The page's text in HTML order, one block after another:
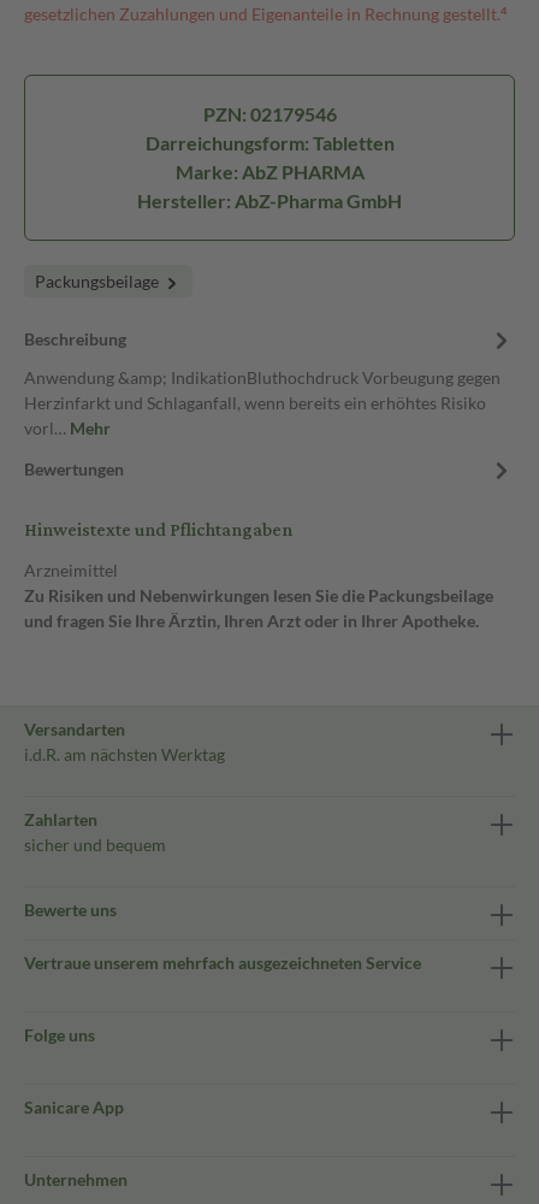
gesetzlichen Zuzahlungen und Eigenanteile in Rechnung gestellt.⁴
PZN: 02179546
Darreichungsform: Tabletten
Marke: AbZ PHARMA
Hersteller: AbZ-Pharma GmbH
Packungsbeilage
Beschreibung
Anwendung &amp; IndikationBluthochdruck Vorbeugung gegen
Herzinfarkt und Schlaganfall, wenn bereits ein erhöhtes Risiko
vorl… Mehr
Bewertungen
Hinweistexte und Pflichtangaben
Arzneimittel
Zu Risiken und Nebenwirkungen lesen Sie die Packungsbeilage
und fragen Sie Ihre Ärztin, Ihren Arzt oder in Ihrer Apotheke.
Versandarten
i.d.R. am nächsten Werktag
Zahlarten
sicher und bequem
Bewerte uns
Vertraue unserem mehrfach ausgezeichneten Service
Folge uns
Sanicare App
Unternehmen